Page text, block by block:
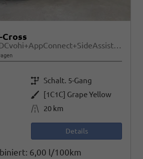
95PS Sitzheiz+PDCvohi+AppConnect+SideAssist+TravelAssist+ACC+Klima
Getriebe Schalt. 5-Gang
Außenfarbe
[1C1C] Grape Yellow
Kilometerstand 20 km
Details
6,00 l/100km